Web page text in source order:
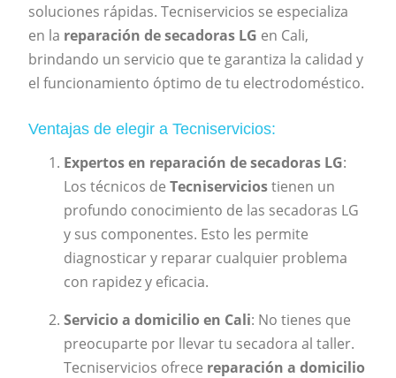
soluciones rápidas. Tecniservicios se especializa
en la reparación de secadoras LG en Cali,
brindando un servicio que te garantiza la calidad y
el funcionamiento óptimo de tu electrodoméstico.
Ventajas de elegir a Tecniservicios:
Expertos en reparación de secadoras LG:
Los técnicos de Tecniserviciostienen un
profundo conocimiento de las secadoras LG
y sus componentes. Esto les permite
diagnosticar y reparar cualquier problema
con rapidez y eficacia.
Servicio a domicilio en Cali: No tienes que
preocuparte por llevar tu secadora al taller.
Tecniservicios ofrece reparación a domicilio